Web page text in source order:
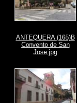
ANTEQUERA (165)B
Convento de San
Jose.jpg